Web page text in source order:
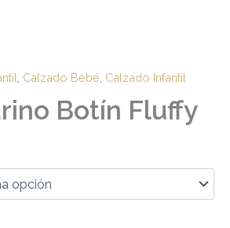
Calzado Bebé Calzado Infantil
Botín Fluffy